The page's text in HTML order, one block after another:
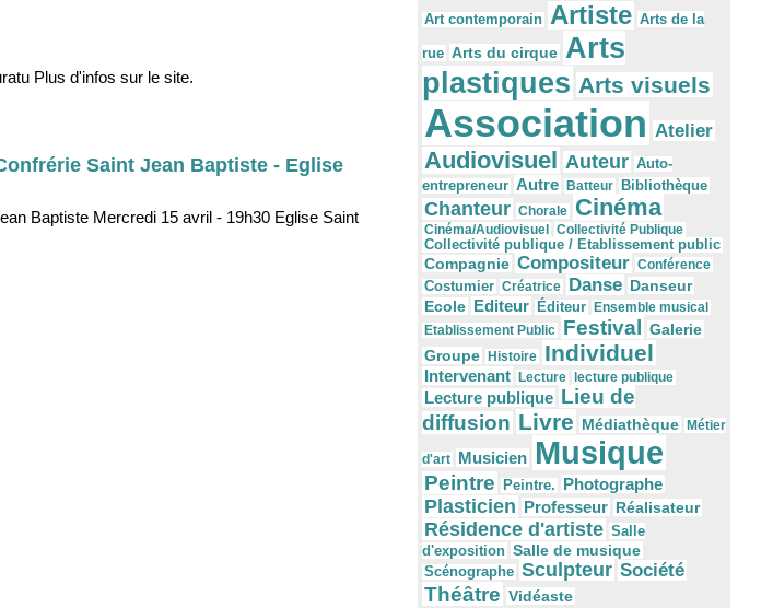
Plus d'infos sur le site.
Saint Jean Baptiste - Eglise
Baptiste Mercredi 15 avril - 19h30 Eglise Saint
Art contemporain Artiste Arts de la
rue Arts du cirque Arts
plastiques Arts visuels
Association Atelier
Audiovisuel Auteur Auto-
entrepreneur Autre Batteur Bibliothèque
Chanteur Chorale Cinéma
Cinéma/Audiovisuel
Collectivité Publique
Collectivité publique / Etablissement public
Compagnie Compositeur Conférence
Costumier Créatrice Danse Danseur
Ecole Editeur Éditeur
Ensemble musical
Etablissement Public Festival Galerie
Groupe
Histoire Individuel
Intervenant Lecture lecture publique
Lecture publique Lieu de
diffusion Livre Médiathèque Métier
d'art Musicien Musique
Peintre Peintre. Photographe
Plasticien Professeur Réalisateur
Résidence d'artiste Salle
d'exposition Salle de musique
Scénographe Sculpteur Société
Théâtre Vidéaste